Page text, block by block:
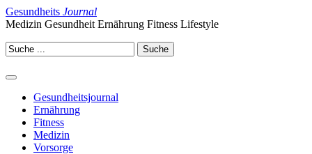
Gesundheits Journal
Medizin Gesundheit Ernährung Fitness Lifestyle
Gesundheitsjournal
Ernährung
Fitness
Medizin
Vorsorge